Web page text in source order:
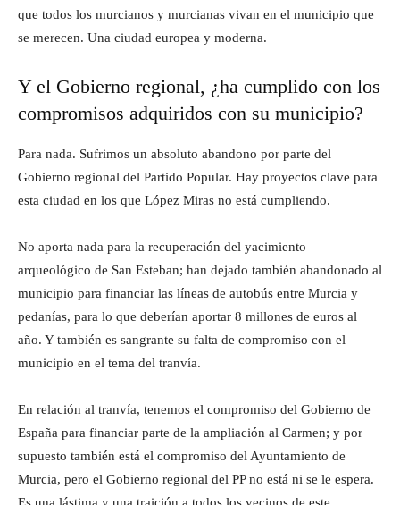
que todos los murcianos y murcianas vivan en el municipio que
se merecen. Una ciudad europea y moderna.
Y el Gobierno regional, ¿ha cumplido con los
compromisos adquiridos con su municipio?
Para nada. Sufrimos un absoluto abandono por parte del
Gobierno regional del Partido Popular. Hay proyectos clave para
esta ciudad en los que López Miras no está cumpliendo.
No aporta nada para la recuperación del yacimiento
arqueológico de San Esteban; han dejado también abandonado al
municipio para financiar las líneas de autobús entre Murcia y
pedanías, para lo que deberían aportar 8 millones de euros al
año. Y también es sangrante su falta de compromiso con el
municipio en el tema del tranvía.
En relación al tranvía, tenemos el compromiso del Gobierno de
España para financiar parte de la ampliación al Carmen; y por
supuesto también está el compromiso del Ayuntamiento de
Murcia, pero el Gobierno regional del PP no está ni se le espera.